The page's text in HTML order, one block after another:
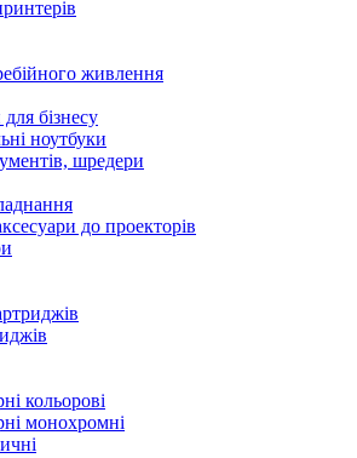
живлення
бізнесу
ноутбуки
шредери
до проекторів
кольорові
монохромні